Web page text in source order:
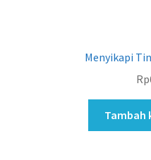
Menyikapi
Rp
Tambah